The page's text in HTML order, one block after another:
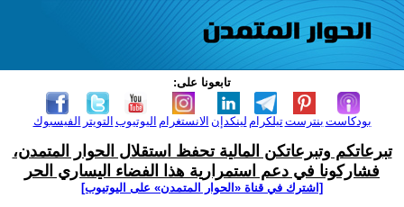
تابعونا على:
الفيسبوك التويتر اليوتيوب الانستغرام لينكدإن تيلكرامبنترست بودكاست
تبرعاتكم وتبرعاتكن المالية تحفظ استقلال الحوار المتمدن،
فشاركونا في دعم استمرارية هذا الفضاء اليساري الحر
[اشترك في قناة ‫«الحوار المتمدن» على اليوتيوب]